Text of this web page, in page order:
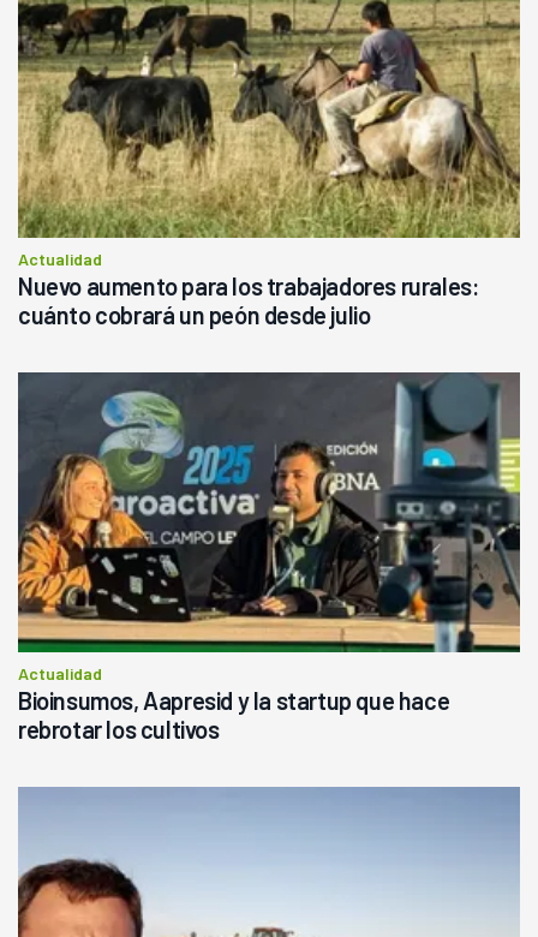
Actualidad
Nuevo aumento para los trabajadores rurales:
cuánto cobrará un peón desde julio
Actualidad
Bioinsumos, Aapresid y la startup que hace
rebrotar los cultivos